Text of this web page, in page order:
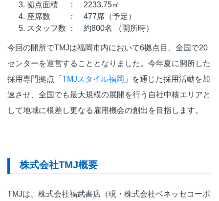
拠点面積 ： 2233.75㎡
座席数 ： 477席（予定）
スタッフ数 ： 約800名 （開所時）
今回の開所でTMJは福岡市内において6拠点目、全国で20
センターを運営することとなりました。今年夏に開所した
採用専門拠点「 TMJスタイル福岡 」を通じた採用活動を加
速させ、全国でも最大規模の展開を行う自社中核エリアと
して地域に根差し更なる雇用機会の創出を目指します。
株式会社TMJ概要
TMJは、株式会社福武書店（現・株式会社ベネッセコーポ